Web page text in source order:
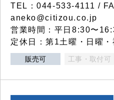
TEL：044-533-4111 /
aneko@citizou.co.jp
営業時間：平日8:30〜
定休日：第1土曜・日曜・
販売可 工事・取付可